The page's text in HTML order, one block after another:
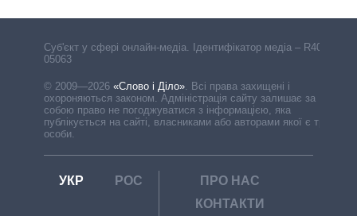
Cуб'єкт у сфері онлайн-медіа. Ідентифікатор медіа – R40-
05063
© 2009—2026 «Слово і Діло»
Всі права захищені і
охороняються законом. Адміністрація сайту залишає за
собою право не погоджуватися з інформацією, яка
публікується на сайті, власниками або авторами якої є треті
особи.
УКР РОС
ПРО НАС
КОНТАКТИ